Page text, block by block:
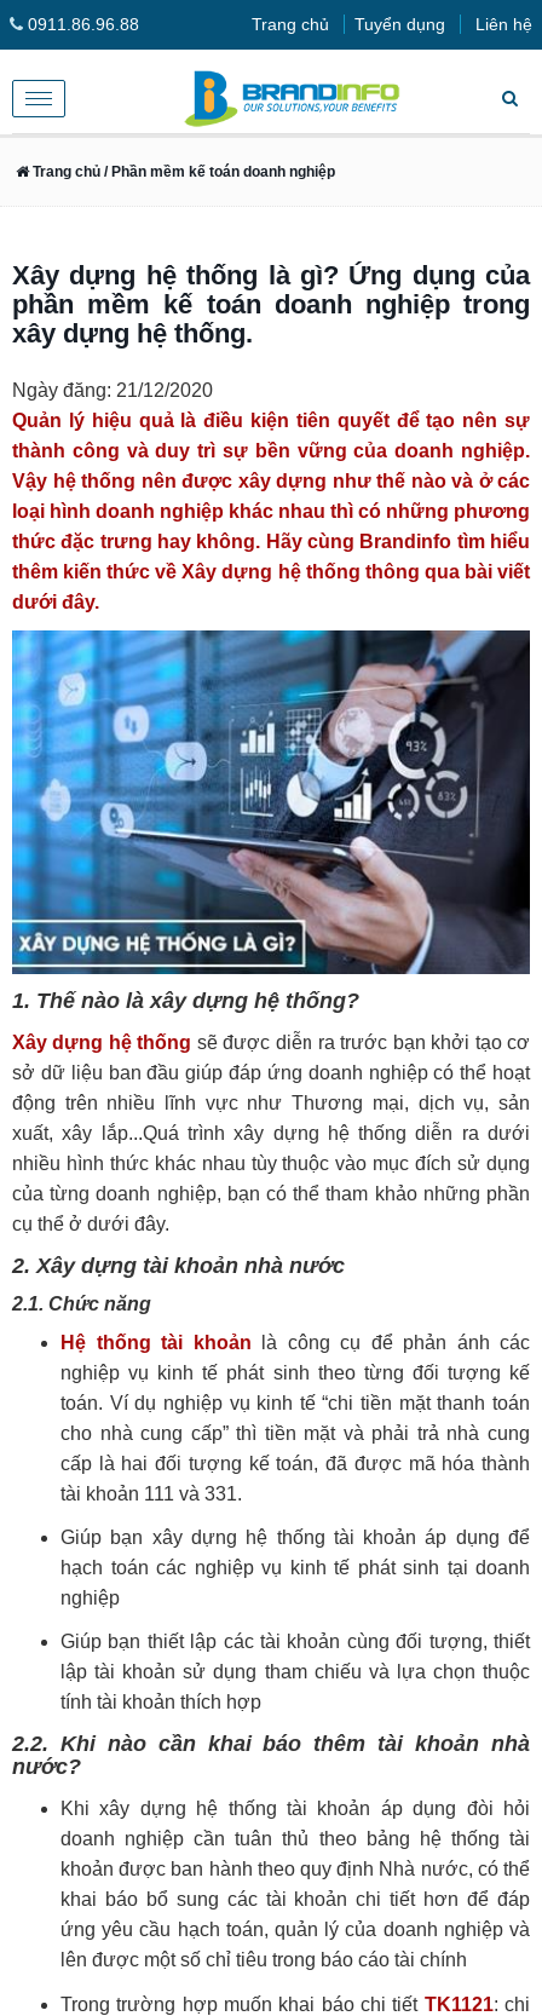
0911.86.96.88 Trang chủ Tuyển dụng Liên hệ
Toggle
navigation
Trang chủ / Phần mềm kế toán doanh nghiệp
Xây dựng hệ thống là gì? Ứng dụng của
phần mềm kế toán doanh nghiệp trong
xây dựng hệ thống.
Ngày đăng: 21/12/2020
Quản lý hiệu quả là điều kiện tiên quyết để tạo nên sự
thành công và duy trì sự bền vững của doanh nghiệp.
Vậy hệ thống nên được xây dựng như thế nào và ở các
loại hình doanh nghiệp khác nhau thì có những phương
thức đặc trưng hay không. Hãy cùng Brandinfo tìm hiểu
thêm kiến thức về Xây dựng hệ thống thông qua bài viết
dưới đây.
1. Thế nào là xây dựng hệ thống?
Xây dựng hệ thống sẽ được diễn ra trước bạn khởi tạo cơ
sở dữ liệu ban đầu giúp đáp ứng doanh nghiệp có thể hoạt
động trên nhiều lĩnh vực như Thương mại, dịch vụ, sản
xuất, xây lắp...Quá trình xây dựng hệ thống diễn ra dưới
nhiều hình thức khác nhau tùy thuộc vào mục đích sử dụng
của từng doanh nghiệp, bạn có thể tham khảo những phần
cụ thể ở dưới đây.
2. Xây dựng tài khoản nhà nước
2.1. Chức năng
Hệ thống tài khoản là công cụ để phản ánh các
nghiệp vụ kinh tế phát sinh theo từng đối tượng kế
toán. Ví dụ nghiệp vụ kinh tế “chi tiền mặt thanh toán
cho nhà cung cấp” thì tiền mặt và phải trả nhà cung
cấp là hai đối tượng kế toán, đã được mã hóa thành
tài khoản 111 và 331.
Giúp bạn xây dựng hệ thống tài khoản áp dụng để
hạch toán các nghiệp vụ kinh tế phát sinh tại doanh
nghiệp
Giúp bạn thiết lập các tài khoản cùng đối tượng, thiết
lập tài khoản sử dụng tham chiếu và lựa chọn thuộc
tính tài khoản thích hợp
2.2. Khi nào cần khai báo thêm tài khoản nhà
nước?
Khi xây dựng hệ thống tài khoản áp dụng đòi hỏi
doanh nghiệp cần tuân thủ theo bảng hệ thống tài
khoản được ban hành theo quy định Nhà nước, có thể
khai báo bổ sung các tài khoản chi tiết hơn để đáp
ứng yêu cầu hạch toán, quản lý của doanh nghiệp và
lên được một số chỉ tiêu trong báo cáo tài chính
Trong trường hợp muốn khai báo chi tiết TK1121: chi